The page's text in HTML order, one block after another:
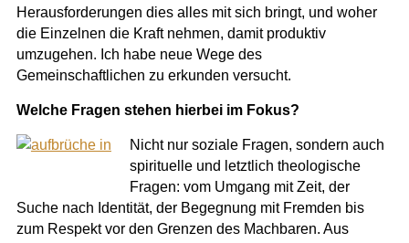
Herausforderungen dies alles mit sich bringt, und woher
die Einzelnen die Kraft nehmen, damit produktiv
umzugehen. Ich habe neue Wege des
Gemeinschaftlichen zu erkunden versucht.
Welche Fragen stehen hierbei im Fokus?
Nicht nur soziale Fragen, sondern auch
spirituelle und letztlich theologische
Fragen: vom Umgang mit Zeit, der
Suche nach Identität, der Begegnung mit Fremden bis
zum Respekt vor den Grenzen des Machbaren. Aus